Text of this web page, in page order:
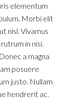
elementum
Morbi elit
nisl. Vivamus
in nisi.
a magna
posuere
justo. Nullam
hendrerit ac.